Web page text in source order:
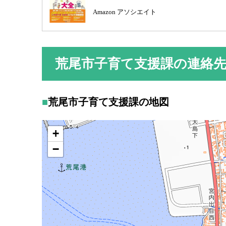
Amazon アソシエイト
荒尾市子育て支援課の連絡先
荒尾市子育て支援課の地図